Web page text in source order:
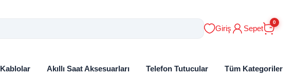
Giriş Sepet
0
Kablolar Akıllı Saat Aksesuarları Telefon Tutucular Tüm Kategoriler